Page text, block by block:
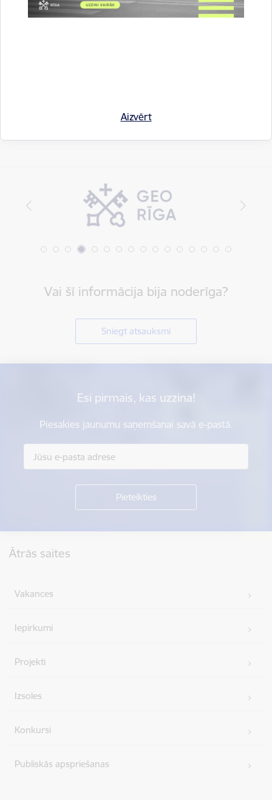
Aizvērt
Vai šī informācija bija noderīga?
Sniegt atsauksmi
Esi pirmais, kas uzzina!
Piesakies jaunumu saņemšanai savā e-pastā.
Ātrās saites
Vakances
Iepirkumi
Projekti
Izsoles
Konkursi
Publiskās apspriešanas